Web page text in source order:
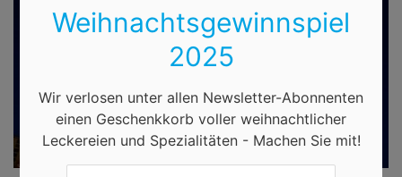
Weihnachtsgewinnspiel
2025
Wir verlosen unter allen Newsletter-Abonnenten
einen Geschenkkorb voller weihnachtlicher
Leckereien und Spezialitäten - Machen Sie mit!